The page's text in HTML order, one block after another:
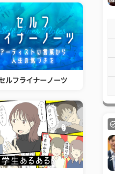
ルフライナーノーツ